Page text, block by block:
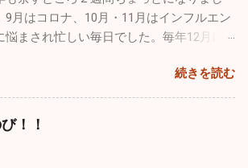
てくれました。 自衛隊員は現役の時に支
れたものはすべて返却しなくてはいけな
メット・フライトスーツ・Gスーツ・ブー
手袋、すべて自分しか使わないものです
ろん貰うということも出来ないそうで
た黄色や赤に彩られた素晴らしい紅葉。
でした！ ２時間近くカヤックで遊び、お
ました。 あまりにも楽しかったので長先
今後も続けようかと思っています。 忙し
かもしれません。2025年もあとわずかで
理をしっかりやってください。 ブログの
しばらく見づらいかもしれませんが、自
の独り言」続けていこうと思います。ど
ハンバーグアイコンをクリック、アーカ
いただくと残っていた一部過去のブログ
るのですが、今遊んであげなきゃ後悔す
だろうなと思い、できる限り遊んでいま
んはかなりいることでしょう。毎日大変
労をされているかもしれませんが、子供
んな人間になっていくかは親しだいだと
9月はコロナ、10月・11月はインフルエン
悩まされ忙しい毎日でした。毎年12月に
年末年始はてんやわんやになるのです
今年はひょっとしたら穏やかな年末年始
んの数は、先週に関して言えば１日10人
続きを読む
！！